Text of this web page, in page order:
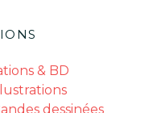
& BD
dessinées